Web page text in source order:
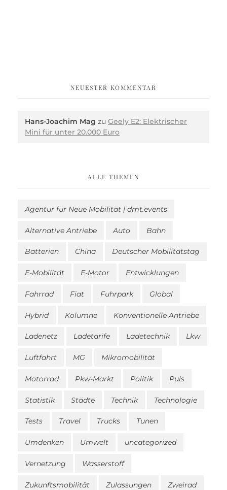
NEUESTER KOMMENTAR
Hans-Joachim Mag zu Geely E2: Elektrischer
Mini für unter 20.000 Euro
ALLE THEMEN
Agentur für Neue Mobilität | dmt.events
Alternative Antriebe Auto Bahn
Batterien China Deutscher Mobilitätstag
E-Mobilität E-Motor Entwicklungen
Fahrrad Fiat Fuhrpark Global
Hybrid Kolumne Konventionelle Antriebe
Ladenetz Ladetarife Ladetechnik Lkw
Luftfahrt MG Mikromobilität
Motorrad Pkw-Markt Politik Puls
Statistik Städte Technik Technologie
Tests Travel Trucks Tunen
Umdenken Umwelt uncategorized
Vernetzung Wasserstoff
Zukunftsmobilität Zulassungen Zweirad